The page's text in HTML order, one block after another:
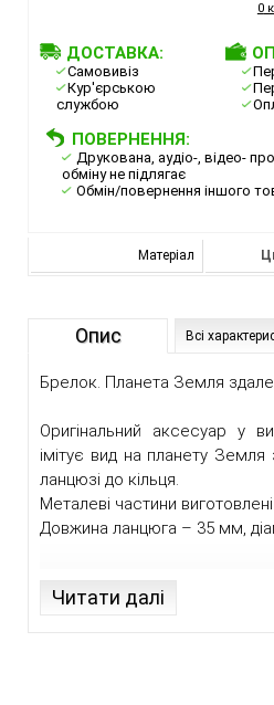
0
ДОСТАВКА:
Самовивіз
Кур'єрською
службою
ПОВЕРНЕННЯ:
Друкована, аудіо-, відео-
обміну не підлягає
Обмін/повернення іншого
Матеріал
Опис Всі
Брелок. Планета Земля
Оригінальний аксесуар у
імітує вид на планету Земля
ланцюзі до кільця.
Металеві частини
Довжина ланцюга – 35 мм,
Читати далі